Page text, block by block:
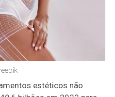
estéticos não